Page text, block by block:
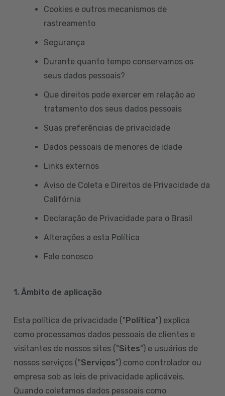
Cookies e outros mecanismos de
rastreamento
Segurança
Durante quanto tempo conservamos os
seus dados pessoais?
Que direitos pode exercer em relação ao
tratamento dos seus dados pessoais
Suas preferências de privacidade
Dados pessoais de menores de idade
Links externos
Aviso de Coleta e Direitos de Privacidade da
Califórnia
Declaração de Privacidade para o Brasil
Alterações a esta Política
Fale conosco
1. Âmbito de aplicação
Esta política de privacidade ("Política") explica
como processamos dados pessoais de clientes e
visitantes de nossos sites ("Sites") e usuários de
nossos serviços ("Serviços") como controlador ou
empresa sob as leis de privacidade aplicáveis.
Quando coletamos dados pessoais como